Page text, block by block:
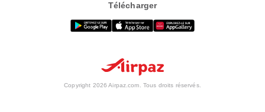
Télécharger
Copyright 2026 Airpaz.com. Tous droits réservés.